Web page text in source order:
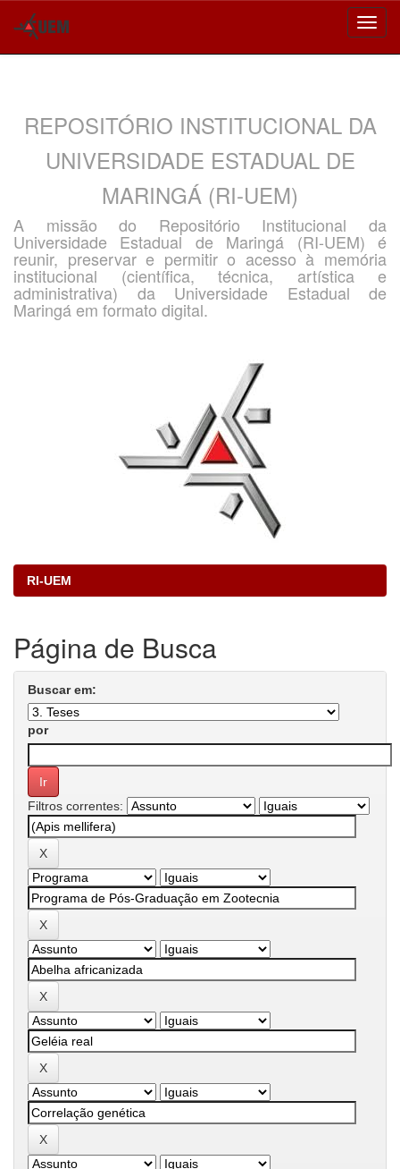
REPOSITÓRIO INSTITUCIONAL DA
UNIVERSIDADE ESTADUAL DE
MARINGÁ (RI-UEM)
A missão do Repositório Institucional da
Universidade Estadual de Maringá (RI-UEM) é
reunir, preservar e permitir o acesso à memória
institucional (científica, técnica, artística e
administrativa) da Universidade Estadual de
Maringá em formato digital.
RI-UEM
Página de Busca
Buscar em:
por
Filtros correntes: